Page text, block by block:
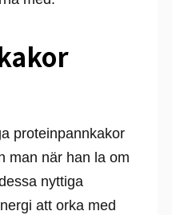
proteinpannkakor
man när han la om
nyttiga
att orka med